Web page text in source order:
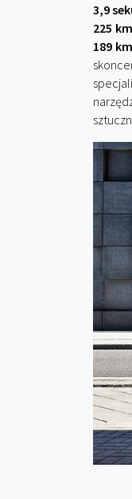
3,9
225
189